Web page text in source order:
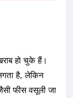
है, लेकिन
फीस वसूली जा